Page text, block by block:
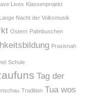
Lives Klassenprojekt
Lange Nacht der Volksmusik
Ostern Palmbuschen
Praxisnah
Schule
Tag der
Tradition Tua wos